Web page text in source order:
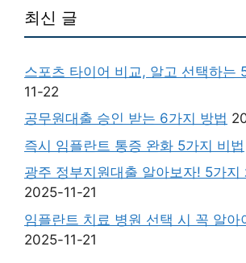
최신 글
스포츠 타이어 비교, 알고 선택하는
11-22
공무원대출 승인 받는 6가지 방법
즉시 임플란트 통증 완화 5가지 비법
광주 정부지원대출 알아보자! 5가지
2025-11-21
임플란트 치료 병원 선택 시 꼭 알아
2025-11-21